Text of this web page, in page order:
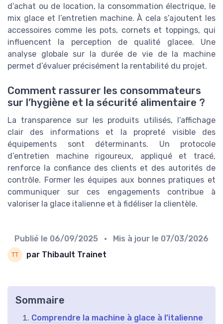
d’achat ou de location, la consommation électrique, le
mix glace et l’entretien machine. À cela s’ajoutent les
accessoires comme les pots, cornets et toppings, qui
influencent la perception de qualité glacee. Une
analyse globale sur la durée de vie de la machine
permet d’évaluer précisément la rentabilité du projet.
Comment rassurer les consommateurs
sur l’hygiène et la sécurité alimentaire ?
La transparence sur les produits utilisés, l’affichage
clair des informations et la propreté visible des
équipements sont déterminants. Un protocole
d’entretien machine rigoureux, appliqué et tracé,
renforce la confiance des clients et des autorités de
contrôle. Former les équipes aux bonnes pratiques et
communiquer sur ces engagements contribue à
valoriser la glace italienne et à fidéliser la clientèle.
Publié le 06/09/2025 • Mis à jour le 07/03/2026
par Thibault Trainet
Sommaire
Comprendre la machine à glace à l’italienne